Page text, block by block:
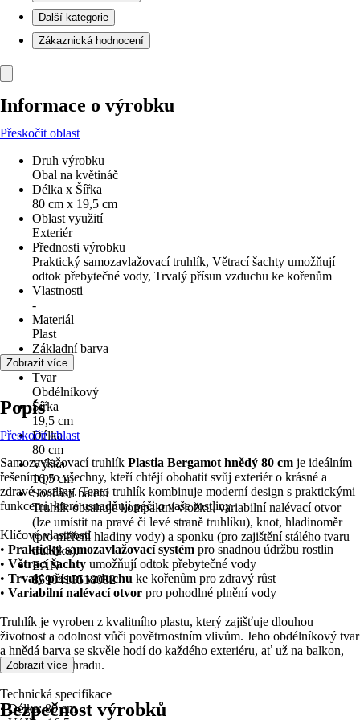
Další kategorie
Zákaznická hodnocení
Informace o výrobku
Přeskočit oblast
Druh výrobku
Obal na květináč
Délka x Šířka
80 cm x 19,5 cm
Oblast využití
Exteriér
Přednosti výrobku
Praktický samozavlažovací truhlík, Větrací šachty umožňují
odtok přebytečné vody, Trvalý přísun vzduchu ke kořenům
Vlastnosti
-
Materiál
Plast
Základní barva
Hnědá
Tvar
Obdélníkový
Šířka
19,5 cm
Délka
80 cm
Výška
16,5 cm
Součástí balení
Truhlík obsahuje kompaktní vložku, variabilní nalévací otvor
(lze umístit na pravé či levé straně truhlíku), knot, hladinoměr
(pro měření hladiny vody) a sponku (pro zajištění stálého tvaru
truhlíku).
EAN
8590415518082
Zobrazit více
Popis
Přeskočit oblast
Samozavlažovací truhlík Plastia Bergamot hnědý 80 cm je ideálním
řešením pro všechny, kteří chtějí obohatit svůj exteriér o krásné a
zdravé rostliny. Tento truhlík kombinuje moderní design s praktickými
funkcemi, které usnadňují péči o vaše rostliny.
Klíčové vlastnosti
• Praktický samozavlažovací systém pro snadnou údržbu rostlin
• Větrací šachty umožňují odtok přebytečné vody
• Trvalý přísun vzduchu ke kořenům pro zdravý růst
• Variabilní nalévací otvor pro pohodlné plnění vody
Truhlík je vyroben z kvalitního plastu, který zajišťuje dlouhou
životnost a odolnost vůči povětrnostním vlivům. Jeho obdélníkový tvar
a hnědá barva se skvěle hodí do každého exteriéru, ať už na balkon,
terasu nebo zahradu.
Technická specifikace
• Délka: 80 cm
Zobrazit více
Bezpečnost výrobků